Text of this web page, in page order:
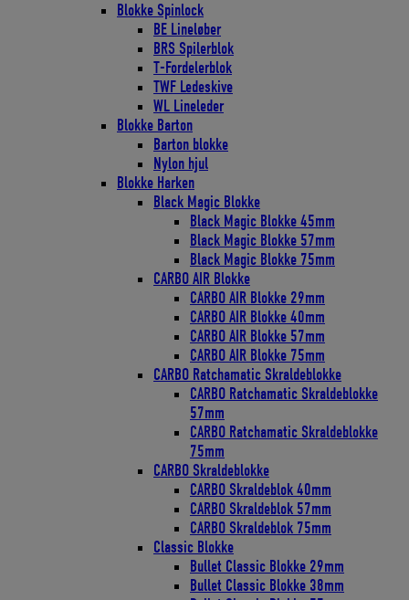
Blokke Spinlock
BE Lineløber
BRS Spilerblok
T-Fordelerblok
TWF Ledeskive
WL Lineleder
Blokke Barton
Barton blokke
Nylon hjul
Blokke Harken
Black Magic Blokke
Black Magic Blokke 45mm
Black Magic Blokke 57mm
Black Magic Blokke 75mm
CARBO AIR Blokke
CARBO AIR Blokke 29mm
CARBO AIR Blokke 40mm
CARBO AIR Blokke 57mm
CARBO AIR Blokke 75mm
CARBO Ratchamatic Skraldeblokke
CARBO Ratchamatic Skraldeblokke
57mm
CARBO Ratchamatic Skraldeblokke
75mm
CARBO Skraldeblokke
CARBO Skraldeblok 40mm
CARBO Skraldeblok 57mm
CARBO Skraldeblok 75mm
Classic Blokke
Bullet Classic Blokke 29mm
Bullet Classic Blokke 38mm